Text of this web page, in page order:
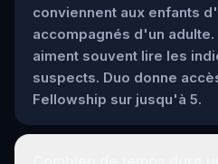
conviennent aux enfants
accompagnés d'un
aiment souvent lire les
suspects. Duo donne
Fellowship sur jusqu'à 5.